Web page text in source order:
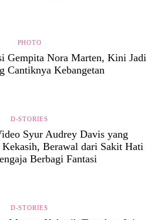
PHOTO
Gempita Nora Marten, Kini Jadi
Cantiknya Kebangetan
D-STORIES
Syur Audrey Davis yang
Berawal dari Sakit Hati
Berbagi Fantasi
D-STORIES